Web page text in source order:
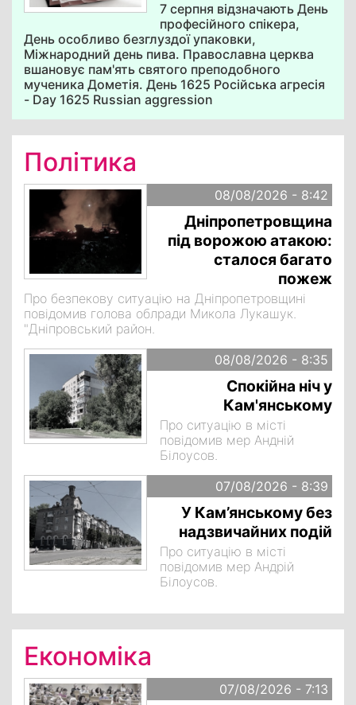
7 серпня відзначають День
професійного спікера,
День особливо безглуздої упаковки,
Міжнародний день пива. Православна церква
вшановує пам'ять святого преподобного
мученика Дометія. День 1625 Російська агресія
- Day 1625 Russian aggression
Політика
08/08/2026 - 8:42
Дніпропетровщина
під ворожою атакою:
сталося багато
пожеж
Про безпекову ситуацію на Дніпропетровщині
повідомив голова облради Микола Лукашук.
"Дніпровський район.
08/08/2026 - 8:35
Спокійна ніч у
Кам'янському
Про ситуацію в місті
повідомив мер Андній
Білоусов.
07/08/2026 - 8:39
У Кам’янському без
надзвичайних подій
Про ситуацію в місті
повідомив мер Андрій
Білоусов.
Економіка
07/08/2026 - 7:13